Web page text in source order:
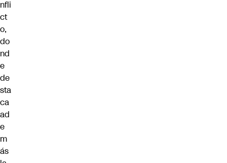
nfli
ct
o,
do
nd
e
de
sta
ca
ad
e
m
ás